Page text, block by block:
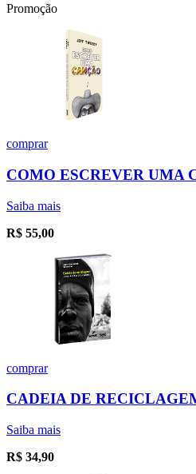
Promoção
comprar
COMO ESCREVER UMA
Saiba mais
R$ 55,00
comprar
CADEIA DE
Saiba mais
R$ 34,90